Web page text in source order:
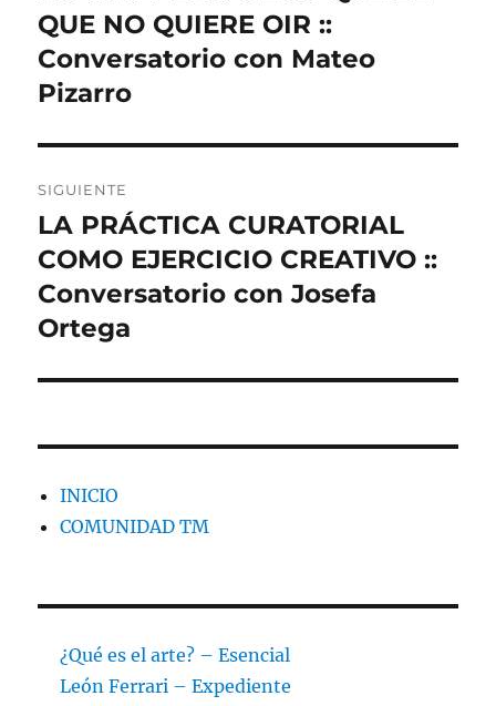
entradas
anterior:
QUE NO QUIERE OIR ::
Conversatorio con Mateo
Pizarro
SIGUIENTE
Entrada
siguiente:
LA PRÁCTICA CURATORIAL
COMO EJERCICIO CREATIVO ::
Conversatorio con Josefa
Ortega
INICIO
COMUNIDAD TM
¿Qué es el arte? – Esencial
León Ferrari – Expediente